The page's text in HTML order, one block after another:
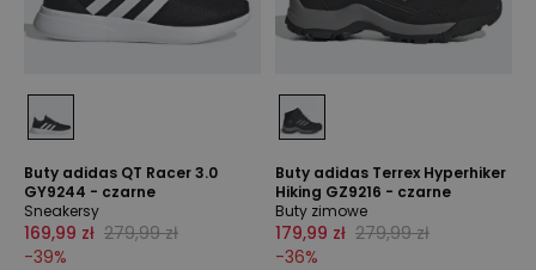
Buty adidas QT Racer 3.0
GY9244 - czarne
Sneakersy
169,99 zł 279,99 zł
-39%
Buty adidas Terrex Hyperhiker
Hiking GZ9216 - czarne
Buty zimowe
179,99 zł 279,99 zł
-36%